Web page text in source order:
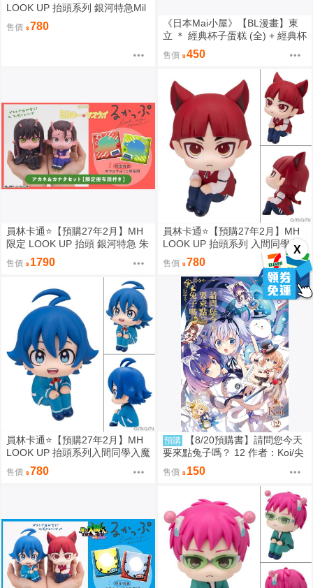
X
LOOK UP 抬頭系列 銀河特急Mil
ky☆Subway 朱音 0813
售價 780
《日本Mai小屋》【BL漫畫】東
立 ＊ 經典杯子蛋糕 (全) + 經典杯
子蛋糕 with 卡布奇諾 (全) ＊ 作
者：佐岸左岸
售價 450
員林卡通⭐️【預購27年2月】MH
限定 LOOK UP 抬頭 銀河特急 朱
音 & 鐵多 套組附特典 0813
售價 1790
員林卡通⭐️【預購27年2月】MH
LOOK UP 抬頭系列 入間同學入
魔了！歐佩拉 0813
售價 780
員林卡通⭐️【預購27年2月】MH
LOOK UP 抬頭系列入間同學入魔
了！鈴木入間 0813
售價 780
預購
【8/20預購書】請問您今天
要來點兔子嗎？ 12 作者：Koi/尖
端漫畫/Avi書店
售價 150